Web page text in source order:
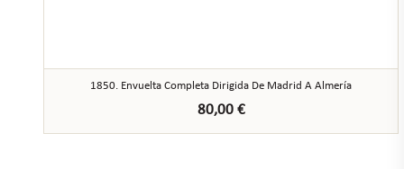
1850. Envuelta Completa Dirigida De Madrid A Almería
80,00 €